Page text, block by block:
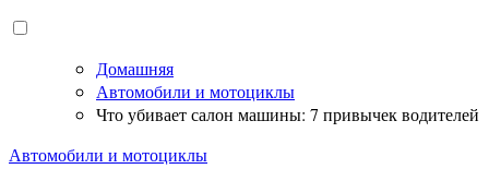
Домашняя
Автомобили и мотоциклы
Что убивает салон машины: 7 привычек водителей
Автомобили и мотоциклы